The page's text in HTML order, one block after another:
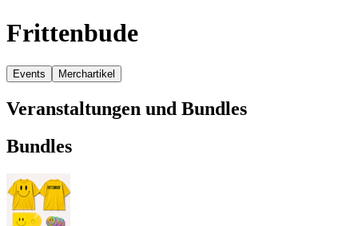
Frittenbude
Events Merchartikel
Veranstaltungen und Bundles
Bundles